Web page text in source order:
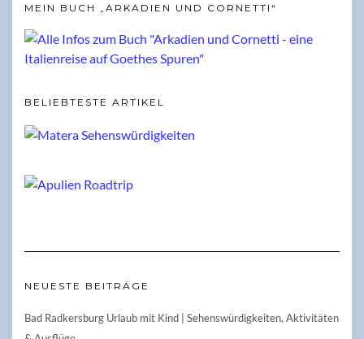
MEIN BUCH „ARKADIEN UND CORNETTI“
BELIEBTESTE ARTIKEL
NEUESTE BEITRÄGE
Bad Radkersburg Urlaub mit Kind | Sehenswürdigkeiten, Aktivitäten